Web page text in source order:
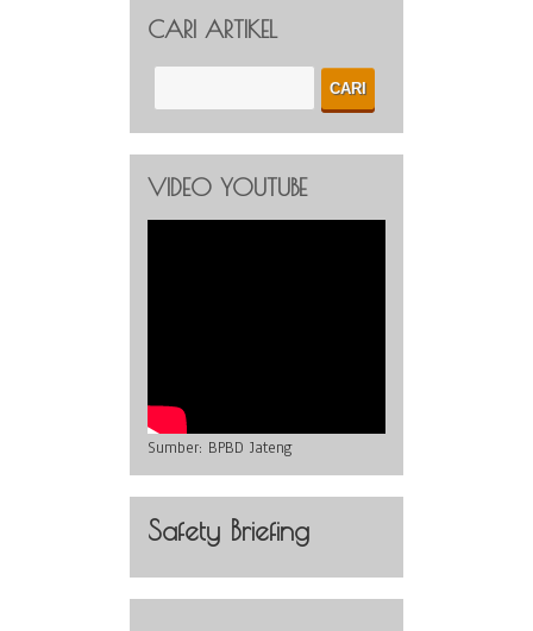
CARI ARTIKEL
VIDEO YOUTUBE
Sumber: BPBD Jateng
Safety Briefing